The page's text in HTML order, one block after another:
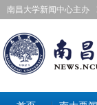
南昌大学新闻中心主办